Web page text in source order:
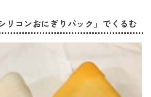
リコンおにぎりパック」でくるむ